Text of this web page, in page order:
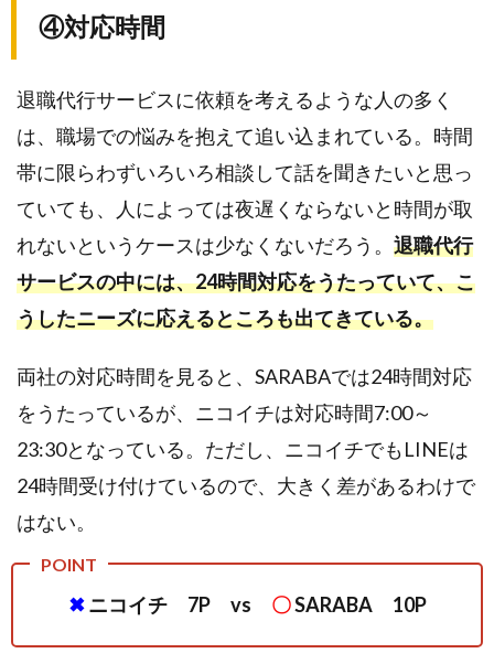
④対応時間
退職代行サービスに依頼を考えるような人の多く
は、職場での悩みを抱えて追い込まれている。時間
帯に限らわずいろいろ相談して話を聞きたいと思っ
ていても、人によっては夜遅くならないと時間が取
れないというケースは少なくないだろう。 退職代行
サービスの中には、24時間対応をうたっていて、こ
うしたニーズに応えるところも出てきている。
両社の対応時間を見ると、SARABAでは24時間対応
をうたっているが、ニコイチは対応時間7:00～
23:30となっている。ただし、ニコイチでもLINEは
24時間受け付けているので、大きく差があるわけで
はない。
✖ニコイチ 7P vs 〇SARABA 10P